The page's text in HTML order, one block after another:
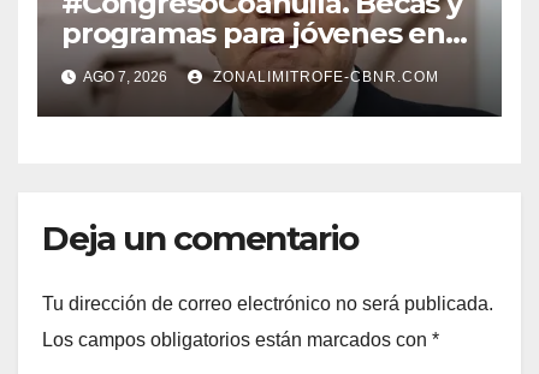
programas para jóvenes en
áreas agropecuarias, plantea
Raúl Onofre
AGO 7, 2026 ZONALIMITROFE-CBNR.COM
Deja un comentario
Tu dirección de correo electrónico no será publicada.
Los campos obligatorios están marcados con *